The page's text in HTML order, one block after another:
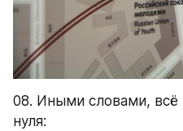
08. Иными словами, всё
нуля: